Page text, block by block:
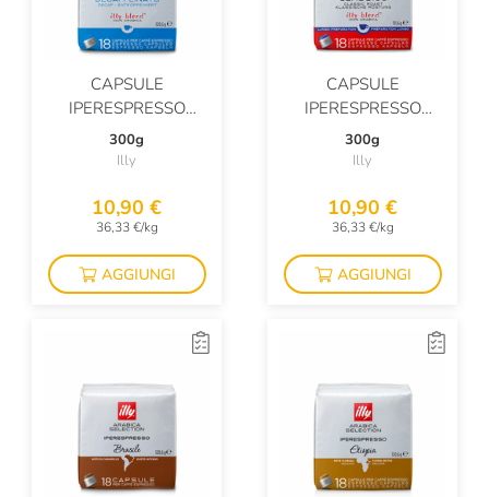
CAPSULE
IPERESPRESSO
DECAFFEINATO
300g
Illy
10,90 €
36,33 €/kg
AGGIUNGI
CAPSULE
IPERESPRESSO
TOSTATO CLASSICO
300g
Illy
10,90 €
36,33 €/kg
AGGIUNGI